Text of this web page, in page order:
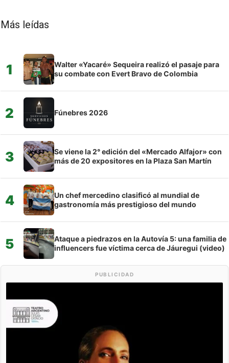
Más leídas
1
Walter «Yacaré» Sequeira realizó el pasaje para
su combate con Evert Bravo de Colombia
2 Fúnebres 2026
3
Se viene la 2° edición del «Mercado Alfajor» con
más de 20 expositores en la Plaza San Martín
4
Un chef mercedino clasificó al mundial de
gastronomía más prestigioso del mundo
5
Ataque a piedrazos en la Autovía 5: una familia de
influencers fue víctima cerca de Jáuregui (video)
PUBLICIDAD